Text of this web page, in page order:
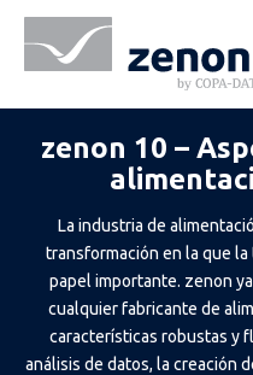
zenon 10 –
La industria de
transformación en la que
papel importante. zenon
cualquier fabricante de
características robustas y
análisis de datos, la creación